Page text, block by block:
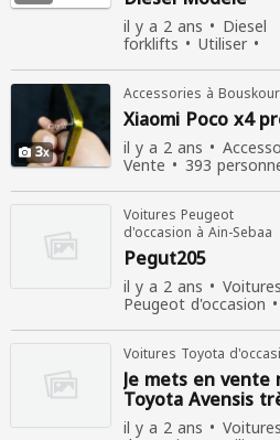
1998
il y a 2 ans Diesel
forklifts Utiliser
Vente 279
personnes
3
Accessories à
Xiaomi Poco x4
il y a 2 ans
Vente 393
consultées
Voitures Peugeot
d'occasion à Ain-Sebaa
Pegut205
il y a 2 ans Voitures
Peugeot d'occasion
424 personnes
consultées
Voitures Toyota
Je mets en vente
Toyota Avensis
vendre
il y a 2 ans